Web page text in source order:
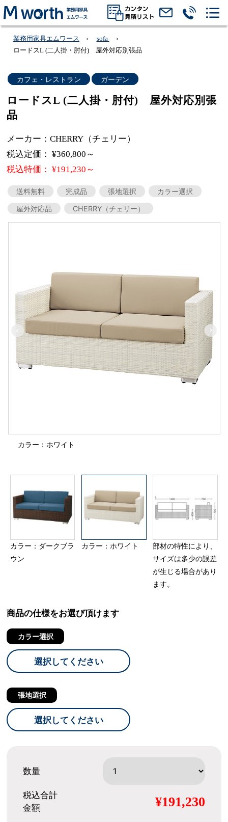
業務用家具エムワース
sofa
ロードスL (二人掛・肘付) 屋外対応別張品
カフェ・レストラン ガーデン
ロードスL (二人掛・肘付) 屋外対応別張
品
メーカー：CHERRY（チェリー）
税込定価： ¥360,800～
税込特価： ¥191,230～
送料無料 完成品 張地選択
カラー選択
屋外対応品
CHERRY（チェリー）
カラー：ホワイト
カラー：ダークブラ
ウン
カラー：ホワイト
部材の特性により、
サイズは多少の誤差
が生じる場合があり
ます。
商品の仕様をお選び頂けます
カラー選択
選択してください
張地選択
選択してください
数量
税込合計
金額
¥191,230